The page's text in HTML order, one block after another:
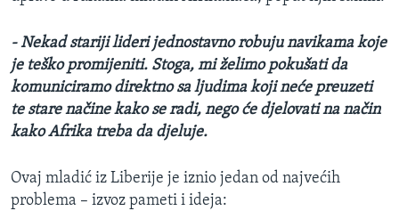
- Nekad stariji lideri jednostavno robuju navikama koje
je teško promijeniti. Stoga, mi želimo pokušati da
komuniciramo direktno sa ljudima koji neće preuzeti
te stare načine kako se radi, nego će djelovati na način
kako Afrika treba da djeluje.
Ovaj mladić iz Liberije je iznio jedan od najvećih
problema – izvoz pameti i ideja: